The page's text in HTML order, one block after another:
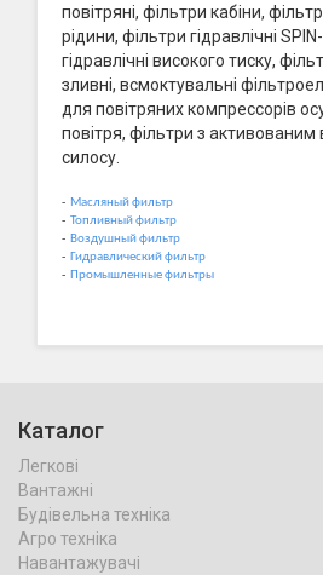
повітряні, фільтри кабіни,
рідини, фільтри гідравлічні
гідравлічні високого тиску,
зливні, всмоктувальні
для повітряних компрессорів
повітря, фільтри з активованим
силосу.
- Масляный фильтр
- Топливный фильтр
- Воздушный фильтр
- Гидравлический фильтр
- Промышленные фильтры
Каталог
Легкові
Вантажні
Будівельна техніка
Агро техніка
Навантажувачі